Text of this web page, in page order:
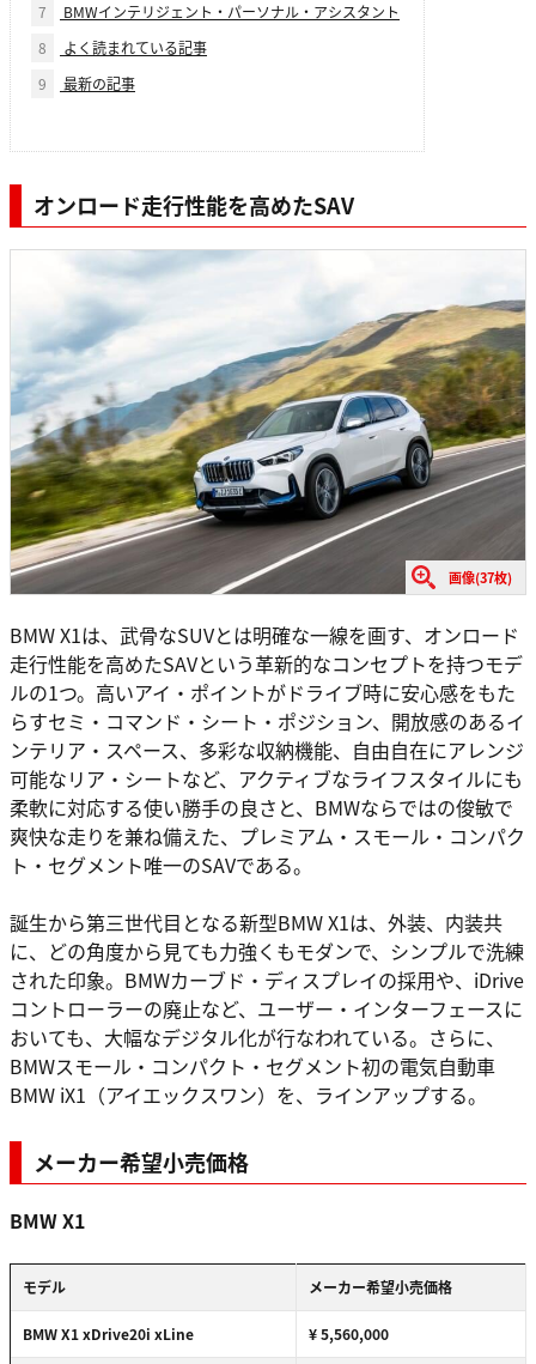
7
BMWインテリジェント・パーソナル・アシスタント
8
よく読まれている記事
9
最新の記事
オンロード走行性能を高めたSAV
画像(37枚)
BMW X1は、武骨なSUVとは明確な一線を画す、オンロード
走行性能を高めたSAVという革新的なコンセプトを持つモデ
ルの1つ。高いアイ・ポイントがドライブ時に安心感をもた
らすセミ・コマンド・シート・ポジション、開放感のあるイ
ンテリア・スペース、多彩な収納機能、自由自在にアレンジ
可能なリア・シートなど、アクティブなライフスタイルにも
柔軟に対応する使い勝手の良さと、BMWならではの俊敏で
爽快な走りを兼ね備えた、プレミアム・スモール・コンパク
ト・セグメント唯一のSAVである。
誕生から第三世代目となる新型BMW X1は、外装、内装共
に、どの角度から見ても力強くもモダンで、シンプルで洗練
された印象。BMWカーブド・ディスプレイの採用や、iDrive
コントローラーの廃止など、ユーザー・インターフェースに
おいても、大幅なデジタル化が行なわれている。さらに、
BMWスモール・コンパクト・セグメント初の電気自動車
BMW iX1（アイエックスワン）を、ラインアップする。
メーカー希望小売価格
BMW X1
モデル メーカー希望小売価格
BMW X1 xDrive20i xLine ¥ 5,560,000